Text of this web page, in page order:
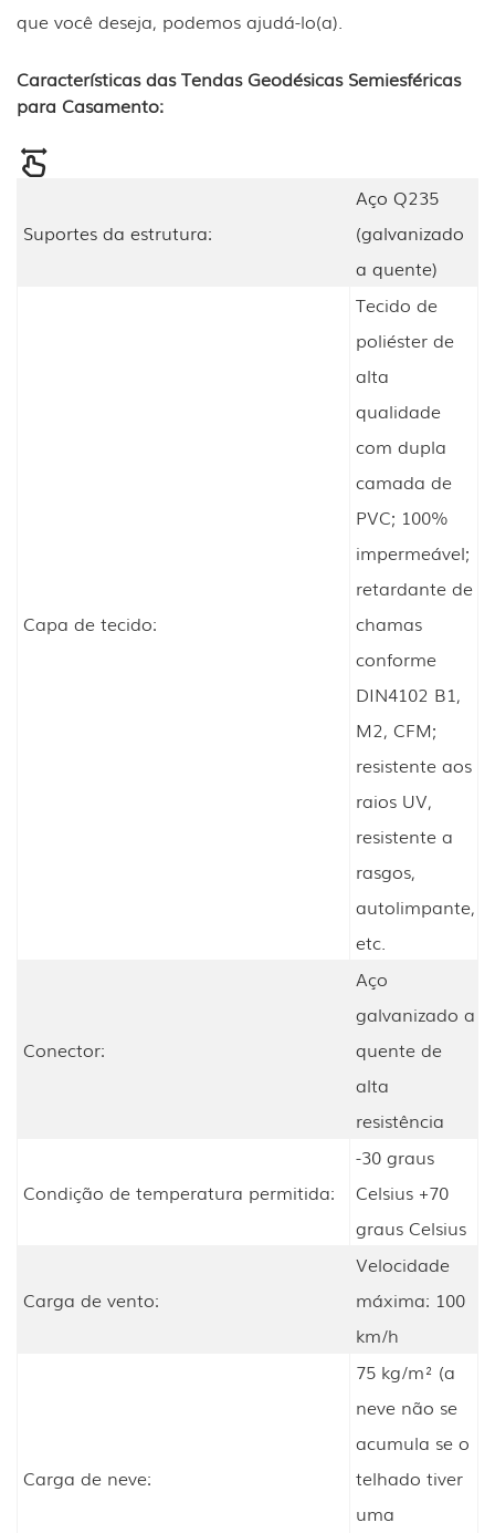
que você deseja, podemos ajudá-lo(a).
Características das Tendas Geodésicas Semiesféricas
para Casamento:
Suportes da estrutura:
Aço Q235
(galvanizado
a quente)
Capa de tecido:
Tecido de
poliéster de
alta
qualidade
com dupla
camada de
PVC; 100%
impermeável;
retardante de
chamas
conforme
DIN4102 B1,
M2, CFM;
resistente aos
raios UV,
resistente a
rasgos,
autolimpante,
etc.
Conector:
Aço
galvanizado a
quente de
alta
resistência
Condição de temperatura permitida:
-30 graus
Celsius +70
graus Celsius
Carga de vento:
Velocidade
máxima: 100
km/h
Carga de neve:
75 kg/m² (a
neve não se
acumula se o
telhado tiver
uma